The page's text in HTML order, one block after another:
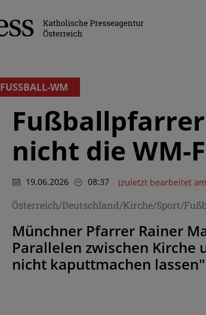
FUSSBALL-WM
nicht die WM-
19.06.2026 08:37 (zuletzt bearbeitet
Österreich/Deutschland/Kirche/Sport/
Münchner Pfarrer Rainer
Parallelen zwischen Kirche
nicht kaputtmachen lassen"